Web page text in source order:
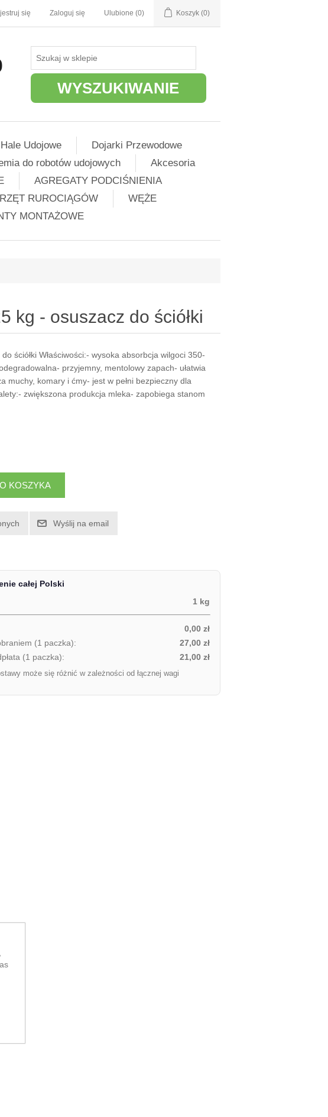
się Zaloguj się Ulubione (0) Koszyk (0)
WYSZUKIWANIE
Hale Udojowe
Dojarki Przewodowe
do robotów udojowych
Akcesoria
AGREGATY PODCIŚNIENIA
RUROCIĄGÓW
WĘŻE
MONTAŻOWE
kg - osuszacz do ściółki
ściółki Właściwości:- wysoka absorbcja wilgoci 350-
przyjemny, mentolowy zapach- ułatwia
muchy, komary i ćmy- jest w pełni bezpieczny dla
zwiększona produkcja mleka- zapobiega stanom
KOSZYKA
Wyślij na email
całej Polski
1 kg
0,00 zł
(1 paczka):
27,00 zł
(1 paczka):
21,00 zł
może się różnić w zależności od łącznej wagi